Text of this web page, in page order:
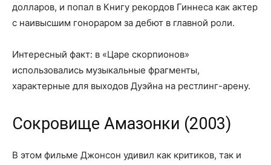
долларов, и попал в Книгу рекордов Гиннеса как актер
с наивысшим гонораром за дебют в главной роли.
Интересный факт: в «Царе скорпионов»
использовались музыкальные фрагменты,
характерные для выходов Дуэйна на рестлинг-арену.
Сокровище Амазонки (2003)
В этом фильме Джонсон удивил как критиков, так и